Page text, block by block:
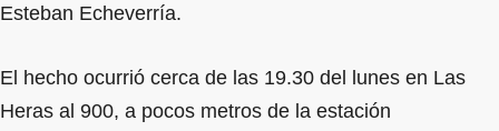
Esteban Echeverría.
El hecho ocurrió cerca de las 19.30 del lunes en Las
Heras al 900, a pocos metros de la estación